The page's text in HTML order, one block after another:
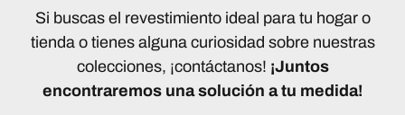
Si buscas el revestimiento ideal para tu hogar o
tienda o tienes alguna curiosidad sobre nuestras
colecciones, ¡contáctanos! ¡Juntos
encontraremos una solución a tu medida!